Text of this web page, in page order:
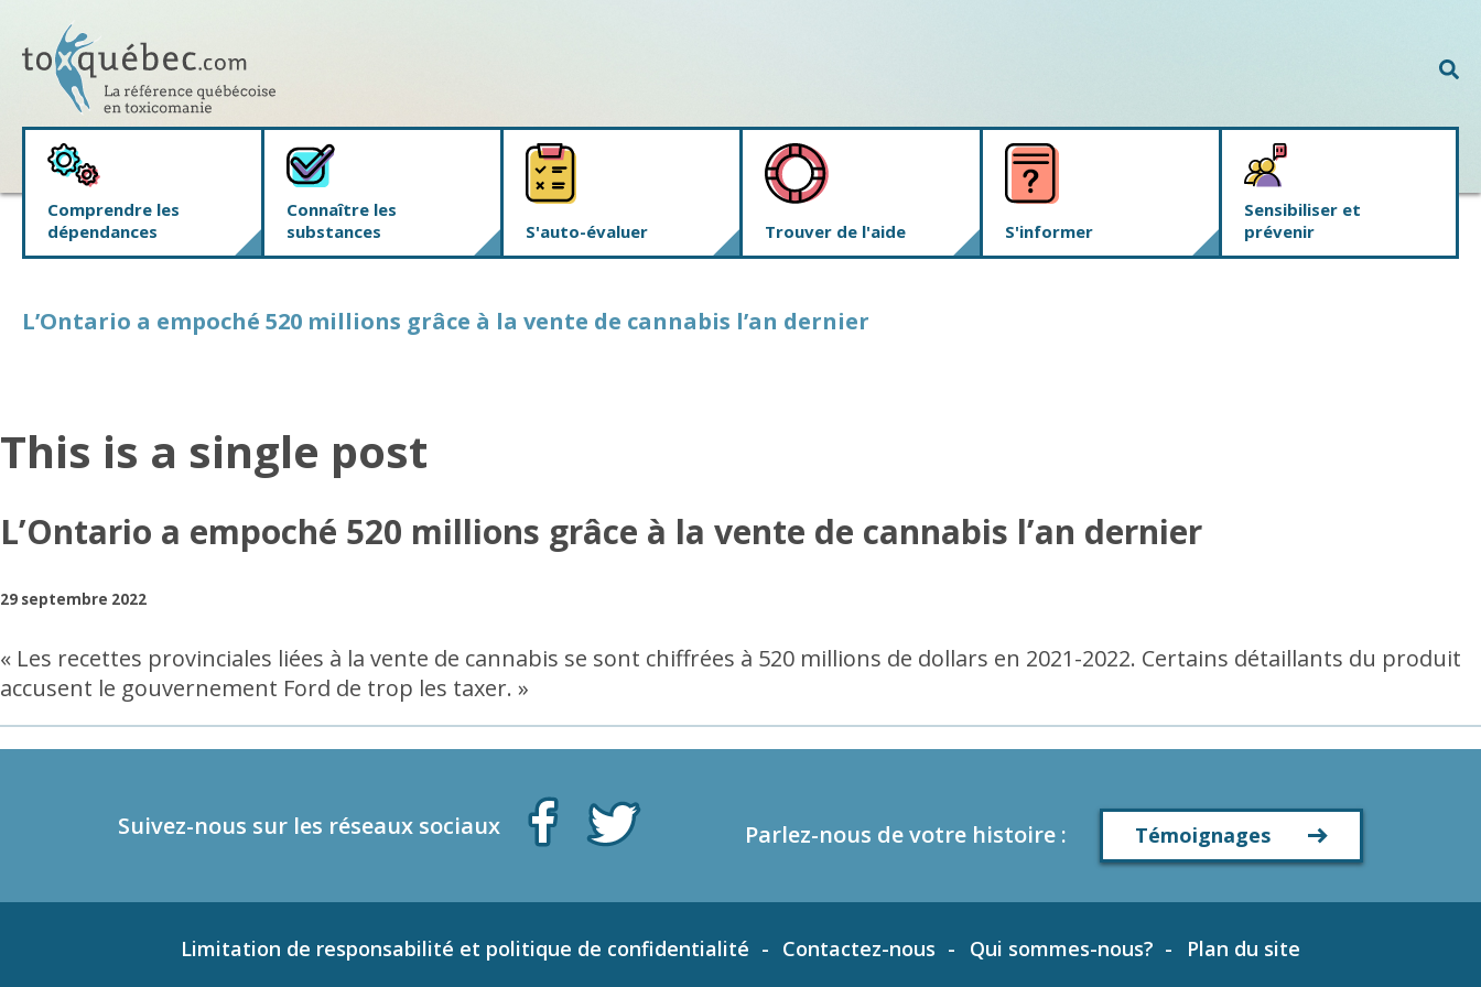
Comprendre les
dépendances
Connaître les
substances
S'auto-évaluer Trouver de l'aide S'informer
Sensibiliser et
prévenir
L’Ontario a empoché 520 millions grâce à la vente de cannabis l’an dernier
This is a single post
L’Ontario a empoché 520 millions grâce à la vente de cannabis l’an dernier
29 septembre 2022
« Les recettes provinciales liées à la vente de cannabis se sont chiffrées à 520 millions de dollars en 2021-2022. Certains détaillants du produit
accusent le gouvernement Ford de trop les taxer. »
Suivez-nous sur les réseaux sociaux Parlez-nous de votre histoire : Témoignages
Limitation de responsabilité et politique de confidentialité Contactez-nous Qui sommes-nous? Plan du site